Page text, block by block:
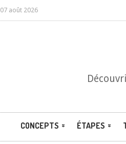
07 août 2026
CONCEPTS ÉTAPES